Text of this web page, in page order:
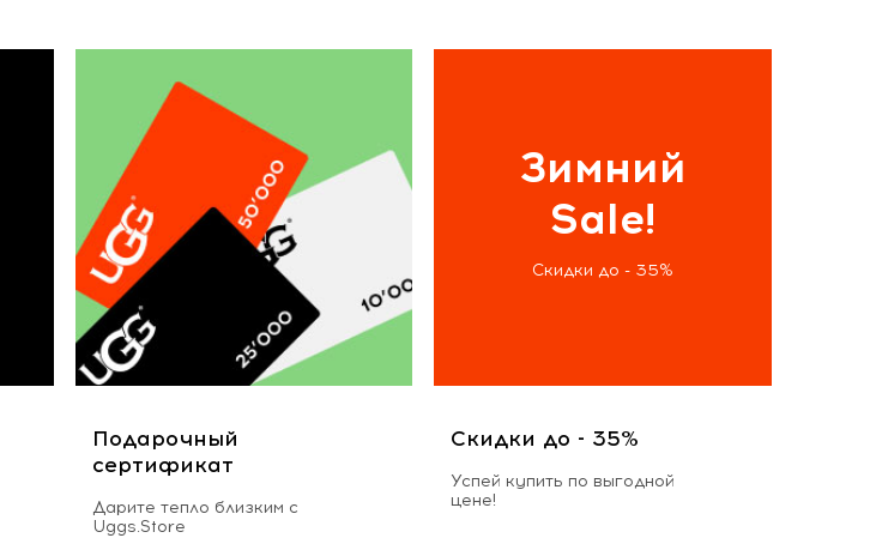
Подарочный
сертификат
Дарите тепло близким с
Uggs.Store
Зимний
Sale!
Скидки до - 35%
Скидки до - 35%
Успей купить по выгодной
цене!